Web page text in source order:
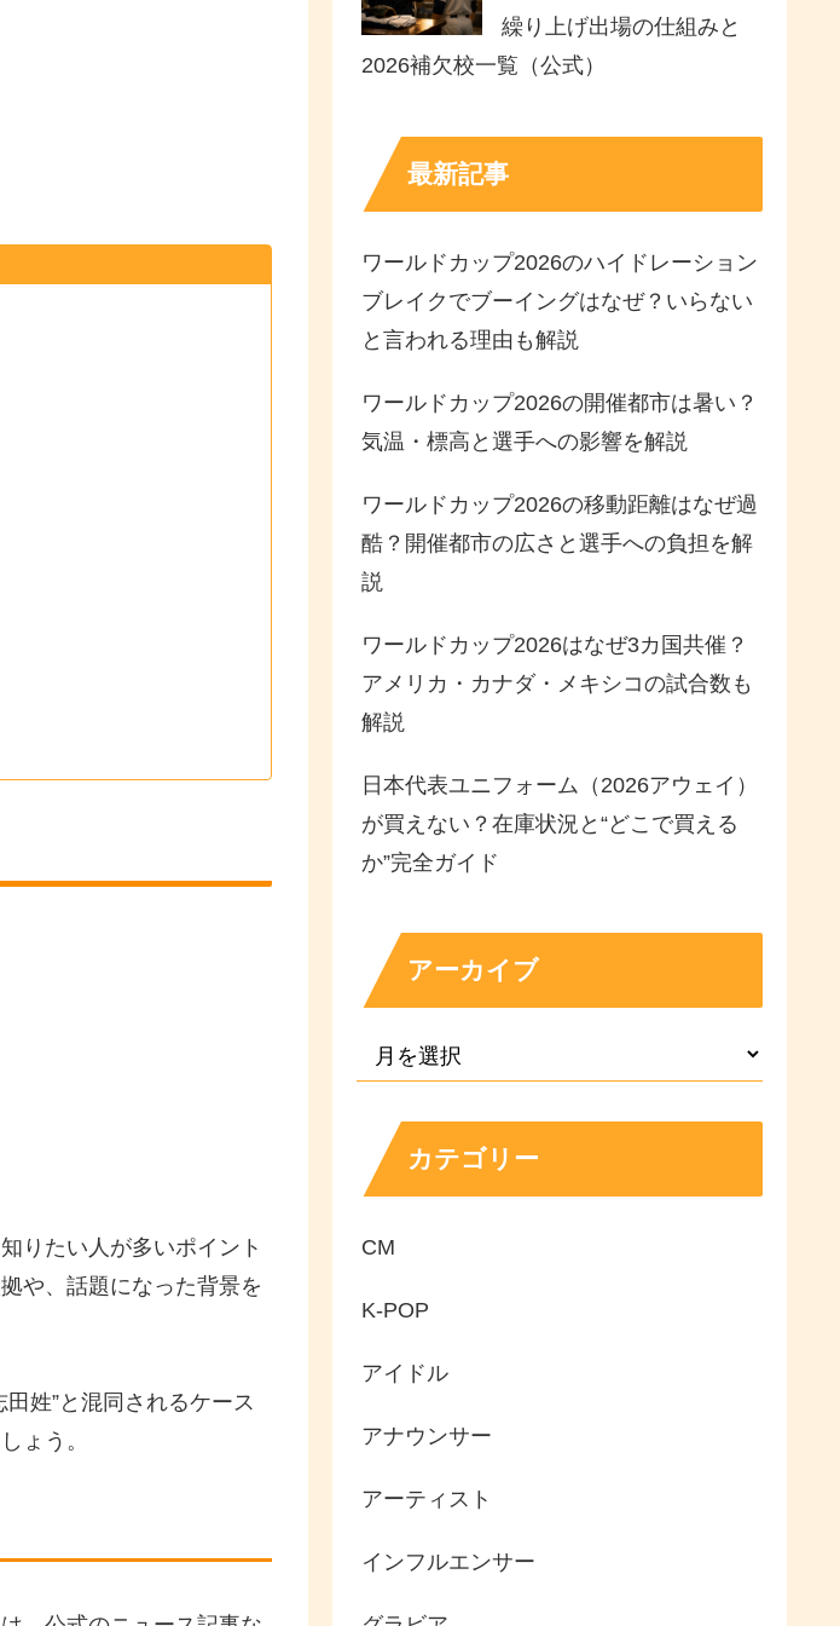
りたい人が多いポイント
や、話題になった背景を
姓”と混同されるケース
ょう。
繰り上げ出場の仕組みと
2026補欠校一覧（公式）
最新記事
ワールドカップ2026のハイドレーション
ブレイクでブーイングはなぜ？いらない
と言われる理由も解説
ワールドカップ2026の開催都市は暑い？
気温・標高と選手への影響を解説
ワールドカップ2026の移動距離はなぜ過
酷？開催都市の広さと選手への負担を解
説
ワールドカップ2026はなぜ3カ国共催？
アメリカ・カナダ・メキシコの試合数も
解説
日本代表ユニフォーム（2026アウェイ）
が買えない？在庫状況と“どこで買える
か”完全ガイド
アーカイブ
カテゴリー
CM
K-POP
アイドル
アナウンサー
アーティスト
インフルエンサー